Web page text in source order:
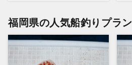
福岡県の人気船釣りプラン